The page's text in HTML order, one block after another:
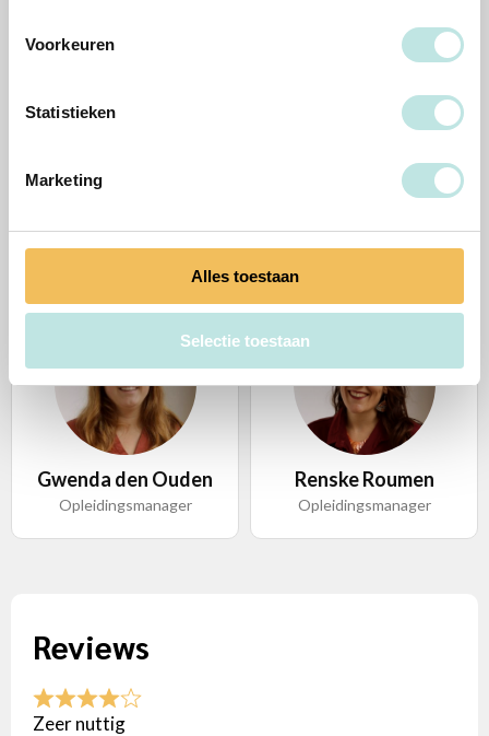
Voorkeuren
Statistieken
Marketing
Alles toestaan
Selectie toestaan
PAO docent PAO docent
Gwenda den Ouden
Opleidingsmanager
Renske Roumen
Opleidingsmanager
Reviews
Zeer nuttig